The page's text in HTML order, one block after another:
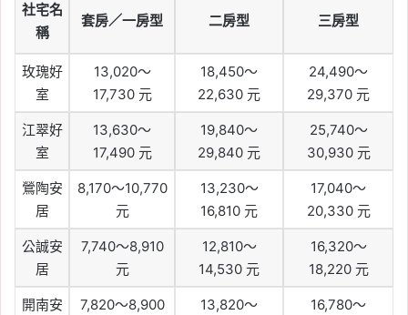
社宅名
稱
套房／一房型 二房型 三房型
玫瑰好
室
13,020～
17,730 元
18,450～
22,630 元
24,490～
29,370 元
江翠好
室
13,630～
17,490 元
19,840～
29,840 元
25,740～
30,930 元
鶯陶安
居
8,170～10,770
元
13,230～
16,810 元
17,040～
20,330 元
公誠安
居
7,740～8,910
元
12,810～
14,530 元
16,320～
18,220 元
開南安
7,820～8,900
13,820～
16,780～